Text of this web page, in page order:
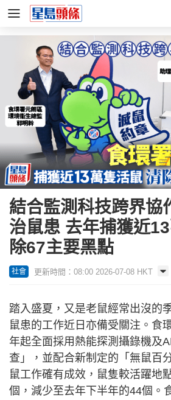
結合監測科技跨界協
治鼠患 去年捕獲近
除67主要黑點
社會 更新時間：08:00 2026-07-08 HKT
踏入盛夏，又是老鼠經常出沒的
鼠患的工作近日亦備受關注。食
年起全面採用熱能探測攝錄機及
查」，並配合新制定的「無鼠百
鼠工作確有成效，鼠隻較活躍地
個，減少至去年下半年的44個。